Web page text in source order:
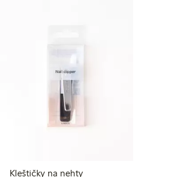
Kleštičky na nehty